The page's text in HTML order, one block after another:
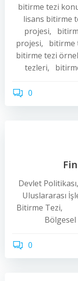
bitirme tezi
lisans bitirme
projesi,
projesi, bitirme
bitirme tezi
tezleri,
0
Devlet
Uluslararası
Bitirme
0